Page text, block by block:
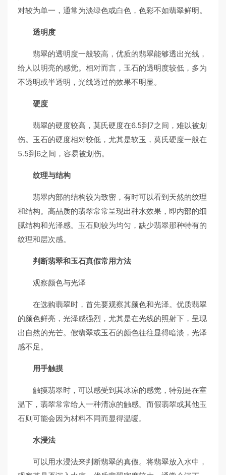
对较为单一，通常为淡绿色或白色，色彩不如翡翠鲜明。
透明度
翡翠的透明度一般较高，优质的翡翠能够透出光线，
给人以明亮的感觉。相对而言，玉石的透明度较低，多为
不透明或半透明，光线透过的效果不明显。
硬度
翡翠的硬度较高，莫氏硬度在6.5到7之间，难以被划
伤。玉石的硬度相对较低，尤其是软玉，莫氏硬度一般在
5.5到6之间，容易被划伤。
纹理与结构
翡翠内部的结构较为致密，有时可以看到天然的纹理
和结构。高品质的翡翠常常呈现出种水效果，即内部的细
腻结构和光泽感。玉石则较为均匀，缺少翡翠那种特有的
纹理和层次感。
判断翡翠和玉石真假常用方法
观察颜色与光泽
在选购翡翠时，首先要观察其颜色和光泽。优质翡翠
的颜色鲜亮，光泽感强烈，尤其是在光线的照射下，呈现
出自然的光芒。假翡翠或玉石的颜色往往显得暗淡，光泽
感不足。
用手触摸
触摸翡翠时，可以感受到其冰凉的感觉，特别是在室
温下，翡翠常常给人一种清凉的触感。而假翡翠或其他玉
石则可能会因为材料不同而显得温暖。
水浸法
可以用水浸法来判断翡翠的真假。将翡翠放入水中，